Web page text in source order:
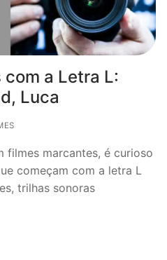
com a Letra L:
Luca
filmes marcantes, é curioso
começam com a letra L
trilhas sonoras